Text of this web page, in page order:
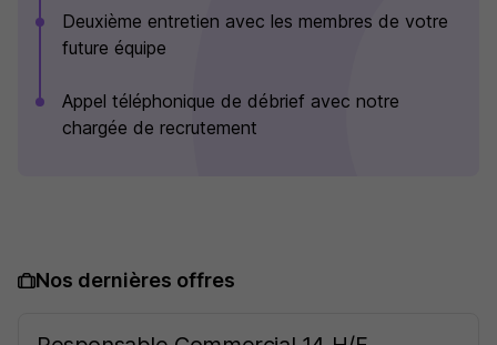
Deuxième entretien avec les membres de votre
future équipe
Appel téléphonique de débrief avec notre
chargée de recrutement
Nos dernières offres